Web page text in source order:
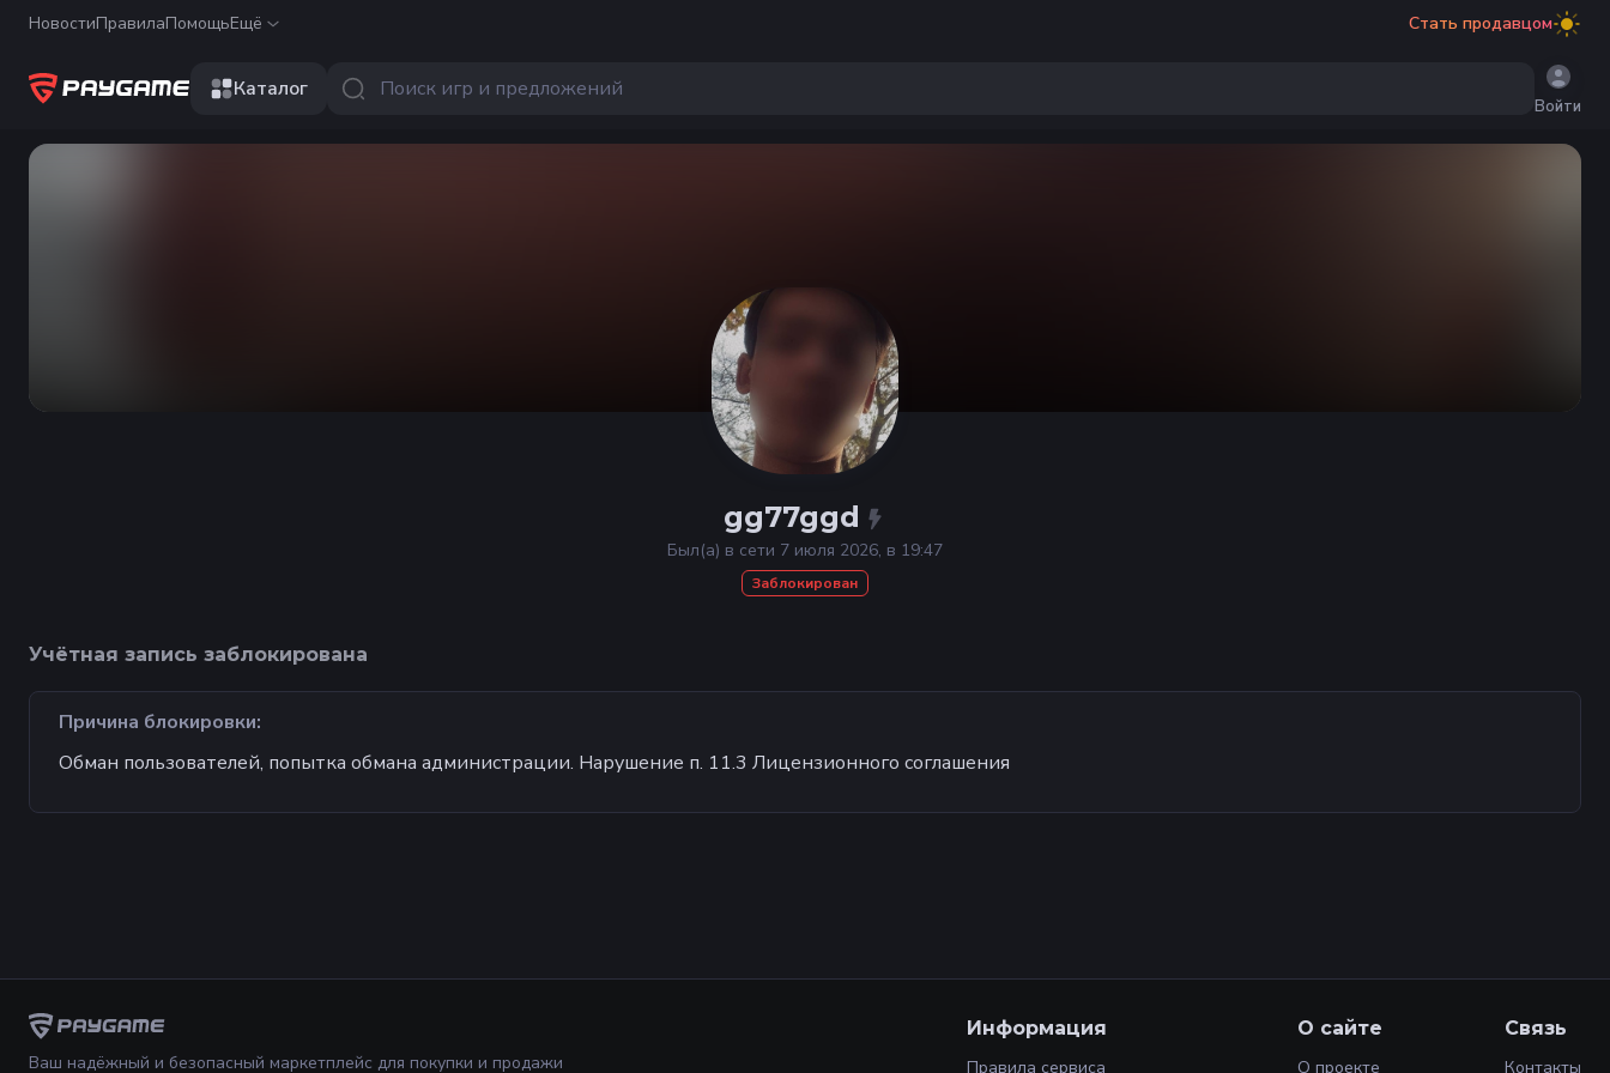
НовостиПравилаПомощьЕщё Стать продавцом
Каталог
Войти
gg77ggd
Был(а) в сети 7 июля 2026, в 19:47
Заблокирован
Учётная запись заблокирована
Причина блокировки:
Обман пользователей, попытка обмана администрации. Нарушение п. 11.3 Лицензионного соглашения
Ваш надёжный и безопасный маркетплейс для покупки и продажи
Информация
Правила сервиса
О сайте
О проекте
Связь
Контакты